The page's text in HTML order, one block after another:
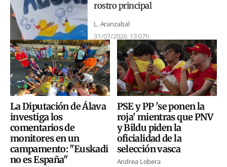
rostro principal
L. Aranzabal
31/07/2026 13:07h
La Diputación de Álava
investiga los
comentarios de
monitores en un
campamento: "Euskadi
no es España"
PSE y PP 'se ponen la
roja' mientras que PNV
y Bildu piden la
oficialidad de la
selección vasca
Andrea Lobera